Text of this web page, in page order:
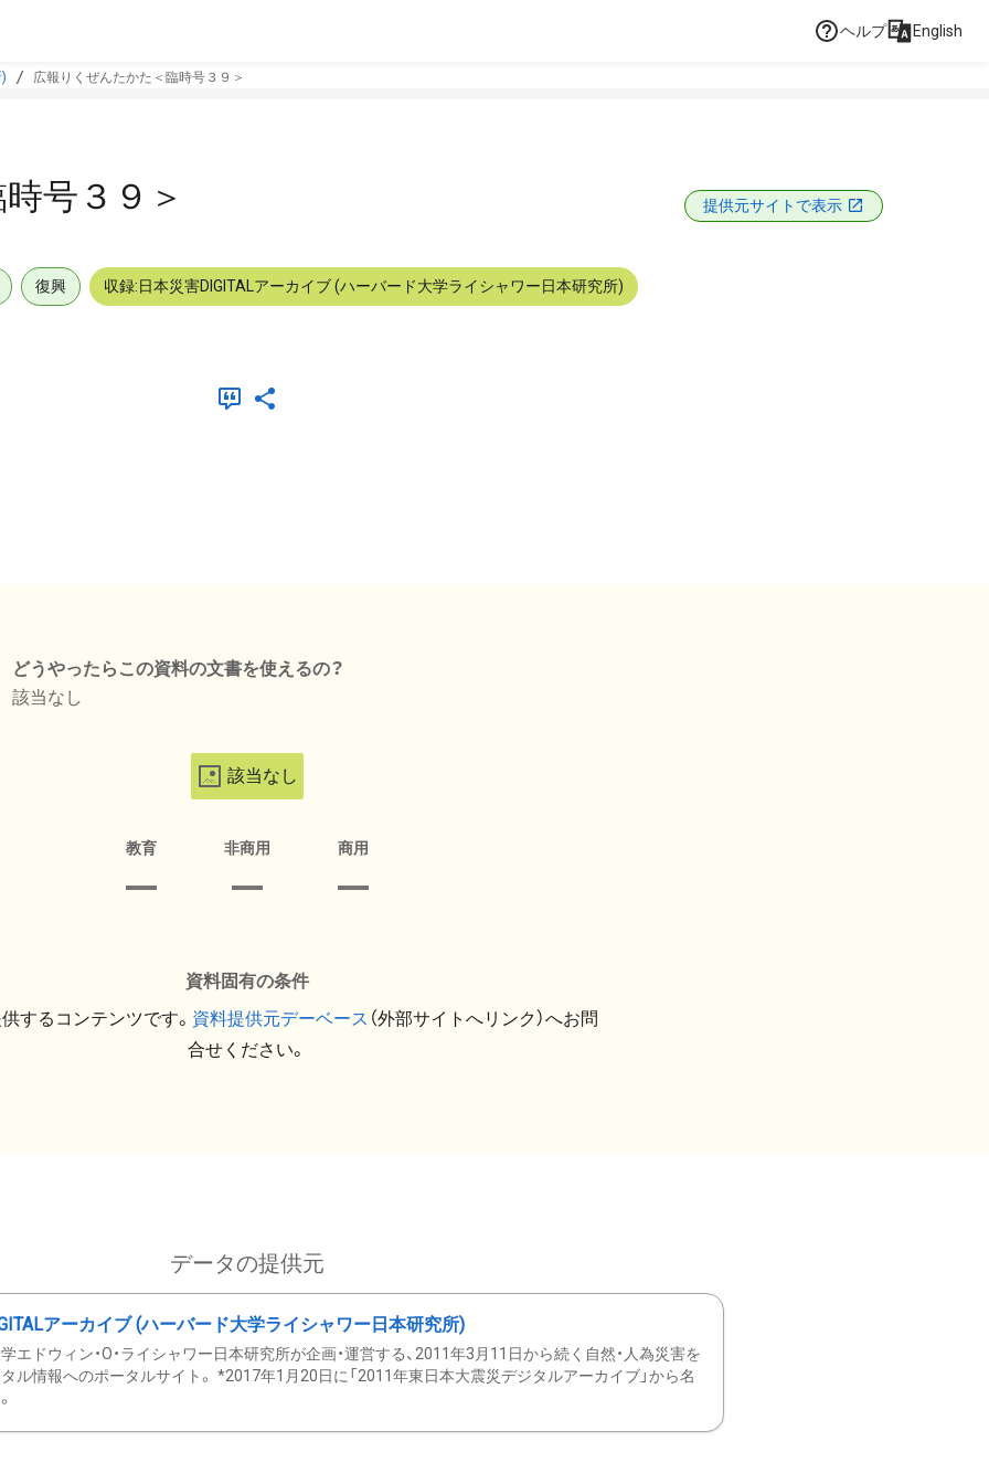
ヘルプ English
広報りくぜんたかた＜臨時号３９＞
号３９＞ 提供元サイトで表示
復興 収録:日本災害DIGITALアーカイブ (ハーバード大学ライシャワー日本研究所)
どうやったらこの資料の文書を使えるの？
該当なし
該当なし
教育 非商用 商用
資料固有の条件
するコンテンツです。 資料提供元デーベース （外部サイトへリンク）へお問
合せください。
データの提供元
アーカイブ (ハーバード大学ライシャワー日本研究所)
エドウィン・O・ライシャワー日本研究所が企画・運営する、2011年3月11日から続く自然・人為災害を
ル情報へのポータルサイト。 *2017年1月20日に「2011年東日本大震災デジタルアーカイブ」から名